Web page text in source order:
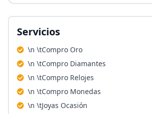
Servicios
\n \tCompro Oro
\n \tCompro Diamantes
\n \tCompro Relojes
\n \tCompro Monedas
\n \tJoyas Ocasión